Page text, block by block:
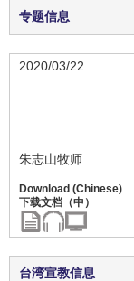
专题信息
2020/03/22
朱志山牧师
台湾宣教信息